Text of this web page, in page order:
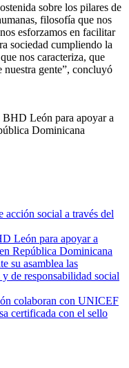
sobre los pilares de
filosofía que nos
esforzamos en facilitar
sociedad cumpliendo la
nos caracteriza, que
nuestra gente”, concluyó
León para apoyar a
Dominicana
social a través del
León para apoyar a
República Dominicana
su asamblea las
de responsabilidad social
colaboran con UNICEF
certificada con el sello